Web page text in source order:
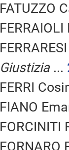
FATUZZO
Giustizia...
FERRI
FIANO
FORNARO